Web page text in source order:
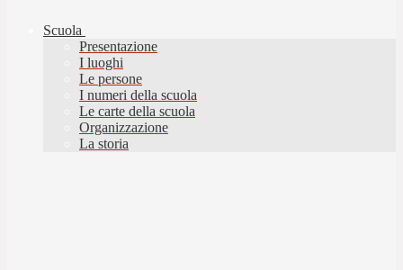
Scuola
Presentazione
I luoghi
Le persone
I numeri della scuola
Le carte della scuola
Organizzazione
La storia